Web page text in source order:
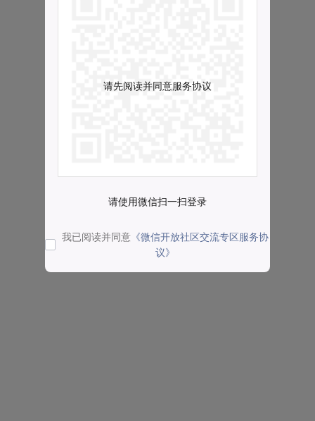
请先阅读并同意服务协议
请使用微信扫一扫登录
我已阅读并同意 《微信开放社区交流专区服务协
议》